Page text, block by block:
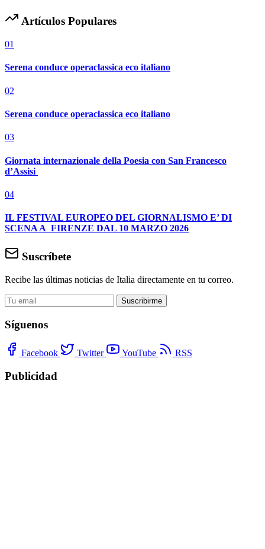
Artículos Populares
01
Serena conduce operaclassica eco italiano
02
Serena conduce operaclassica eco italiano
03
Giornata internazionale della Poesia con San Francesco
d’Assisi
04
IL FESTIVAL EUROPEO DEL GIORNALISMO E’ DI
SCENA A FIRENZE DAL 10 MARZO 2026
Suscríbete
Recibe las últimas noticias de Italia directamente en tu correo.
Suscribirme
Síguenos
Facebook Twitter YouTube RSS
Publicidad